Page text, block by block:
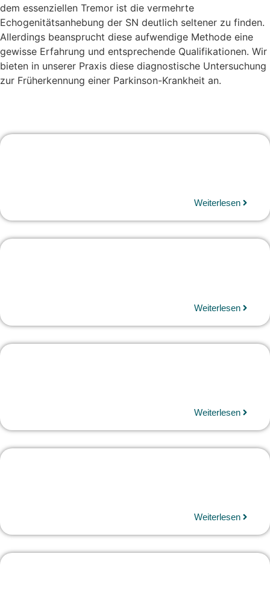
dem essenziellen Tremor ist die vermehrte
Echogenitätsanhebung der SN deutlich seltener zu finden.
Allerdings beansprucht diese aufwendige Methode eine
gewisse Erfahrung und entsprechende Qualifikationen. Wir
bieten in unserer Praxis diese diagnostische Untersuchung
zur Früherkennung einer Parkinson-Krankheit an.
Weiterlesen
Weiterlesen
Weiterlesen
Weiterlesen